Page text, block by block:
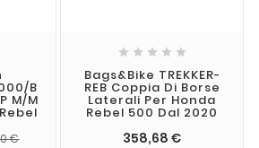
B
M/M
€
    
Bags&Bike TREKKER-
REB Coppia Di Borse
Laterali Per Honda
Rebel 500 Dal 2020
358,68 €